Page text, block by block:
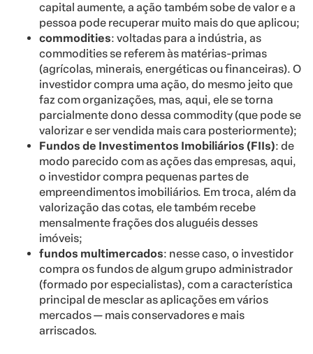
capital aumente, a ação também sobe de valor e a
pessoa pode recuperar muito mais do que aplicou;
commodities: voltadas para a indústria, as
commodities se referem às matérias-primas
(agrícolas, minerais, energéticas ou financeiras). O
investidor compra uma ação, do mesmo jeito que
faz com organizações, mas, aqui, ele se torna
parcialmente dono dessa commodity (que pode se
valorizar e ser vendida mais cara posteriormente);
Fundos de Investimentos Imobiliários (FIIs): de
modo parecido com as ações das empresas, aqui,
o investidor compra pequenas partes de
empreendimentos imobiliários. Em troca, além da
valorização das cotas, ele também recebe
mensalmente frações dos aluguéis desses
imóveis;
fundos multimercados: nesse caso, o investidor
compra os fundos de algum grupo administrador
(formado por especialistas), com a característica
principal de mesclar as aplicações em vários
mercados — mais conservadores e mais
arriscados.